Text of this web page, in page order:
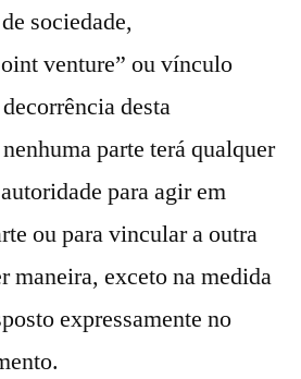
sociedade,
venture” ou vínculo
desta
parte terá qualquer
para agir em
ou para vincular a outra
maneira, exceto na medida
expressamente no